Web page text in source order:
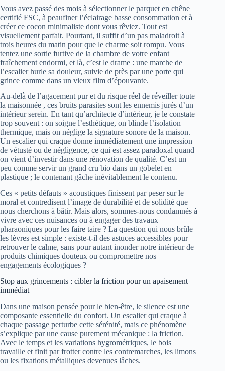
Vous avez passé des mois à sélectionner le parquet en chêne
certifié FSC, à peaufiner l’éclairage basse consommation et à
créer ce cocon minimaliste dont vous rêviez. Tout est
visuellement parfait. Pourtant, il suffit d’un pas maladroit à
trois heures du matin pour que le charme soit rompu. Vous
tentez une sortie furtive de la chambre de votre enfant
fraîchement endormi, et là, c’est le drame : une marche de
l’escalier hurle sa douleur, suivie de près par une porte qui
grince comme dans un vieux film d’épouvante.
Au-delà de l’agacement pur et du risque réel de réveiller toute
la maisonnée , ces bruits parasites sont les ennemis jurés d’un
intérieur serein. En tant qu’architecte d’intérieur, je le constate
trop souvent : on soigne l’esthétique, on blinde l’isolation
thermique, mais on néglige la signature sonore de la maison.
Un escalier qui craque donne immédiatement une impression
de vétusté ou de négligence, ce qui est assez paradoxal quand
on vient d’investir dans une rénovation de qualité. C’est un
peu comme servir un grand cru bio dans un gobelet en
plastique ; le contenant gâche inévitablement le contenu.
Ces « petits défauts » acoustiques finissent par peser sur le
moral et contredisent l’image de durabilité et de solidité que
nous cherchons à bâtir. Mais alors, sommes-nous condamnés à
vivre avec ces nuisances ou à engager des travaux
pharaoniques pour les faire taire ? La question qui nous brûle
les lèvres est simple : existe-t-il des astuces accessibles pour
retrouver le calme, sans pour autant inonder notre intérieur de
produits chimiques douteux ou compromettre nos
engagements écologiques ?
Stop aux grincements : cibler la friction pour un apaisement
immédiat
Dans une maison pensée pour le bien-être, le silence est une
composante essentielle du confort. Un escalier qui craque à
chaque passage perturbe cette sérénité, mais ce phénomène
s’explique par une cause purement mécanique : la friction.
Avec le temps et les variations hygrométriques, le bois
travaille et finit par frotter contre les contremarches, les limons
ou les fixations métalliques devenues lâches.